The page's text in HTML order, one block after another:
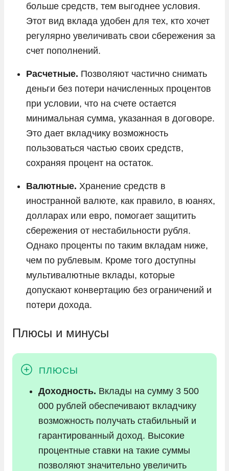
больше средств, тем выгоднее условия.
Этот вид вклада удобен для тех, кто хочет
регулярно увеличивать свои сбережения за
счет пополнений.
Расчетные. Позволяют частично снимать
деньги без потери начисленных процентов
при условии, что на счете остается
минимальная сумма, указанная в договоре.
Это дает вкладчику возможность
пользоваться частью своих средств,
сохраняя процент на остаток.
Валютные. Хранение средств в
иностранной валюте, как правило, в юанях,
долларах или евро, помогает защитить
сбережения от нестабильности рубля.
Однако проценты по таким вкладам ниже,
чем по рублевым. Кроме того доступны
мультивалютные вклады, которые
допускают конвертацию без ограничений и
потери дохода.
Плюсы и минусы
Доходность. Вклады на сумму 3 500
000 рублей обеспечивают вкладчику
возможность получать стабильный и
гарантированный доход. Высокие
процентные ставки на такие суммы
позволяют значительно увеличить